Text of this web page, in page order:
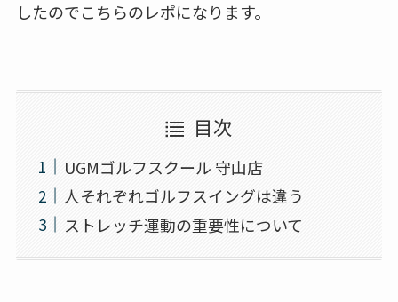
したのでこちらのレポになります。
目次
UGMゴルフスクール 守山店
人それぞれゴルフスイングは違う
ストレッチ運動の重要性について